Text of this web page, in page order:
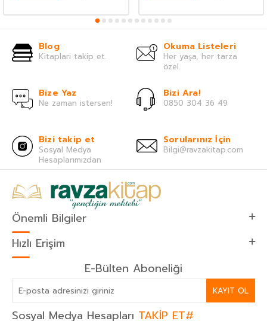
Blog
Kitapları takip et.
Okuma Listeleri
Her yaşa, her tarza
özel.
Bize Yaz
Ne zaman istersen!
Bizi Ara!
0850 304 36 49
Bizi takip et
Sosyal Medya
Hesaplarımızdan
Sorularınız İçin
Bilgi@ravzakitap.com
Önemli Bilgiler
Hızlı Erişim
E-Bülten Aboneliği
KAYIT OL
Sosyal Medya Hesapları TAKİP ET#